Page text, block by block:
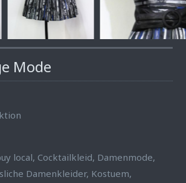
Mode
local, Cocktailkleid, Damenmode,
Damenkleider, Kostuem,